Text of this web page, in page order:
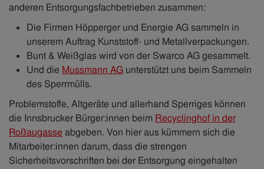
anderen Entsorgungsfachbetrieben zusammen:
Die Firmen Höpperger und Energie AG sammeln in
unserem Auftrag Kunststoff- und Metallverpackungen.
Bunt & Weißglas wird von der Swarco AG gesammelt.
Und die Mussmann AG unterstützt uns beim Sammeln
des Sperrmülls.
Problemstoffe, Altgeräte und allerhand Sperriges können
die Innsbrucker Bürger:innen beim Recyclinghof in der
Roßaugasse abgeben. Von hier aus kümmern sich die
Mitarbeiter:innen darum, dass die strengen
Sicherheitsvorschriften bei der Entsorgung eingehalten